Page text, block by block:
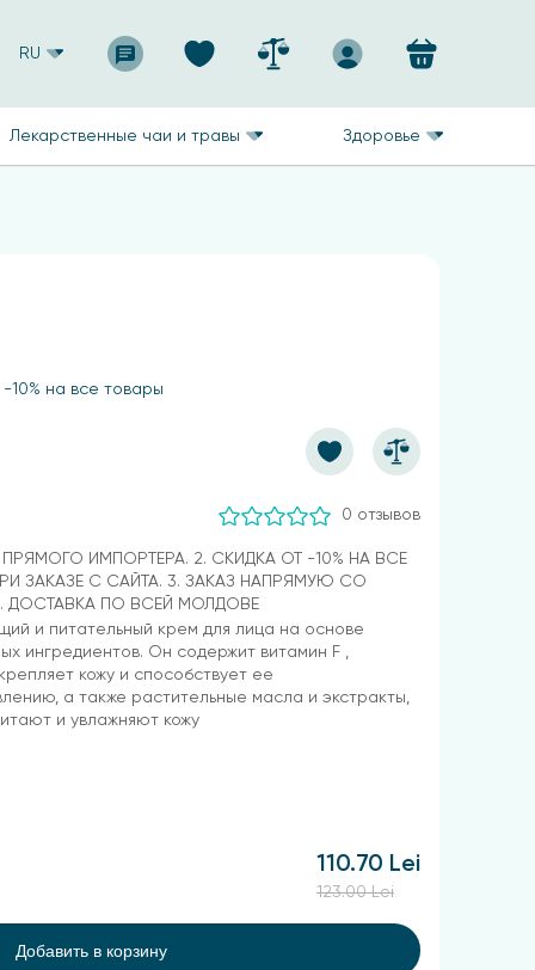
RU
Лекарственные чаи и травы Здоровье
10% на все товары
0 отзывов
ПРЯМОГО ИМПОРТЕРА. 2. СКИДКА ОТ -10% НА ВСЕ
ЗАКАЗЕ С САЙТА. 3. ЗАКАЗ НАПРЯМУЮ СО
ДОСТАВКА ПО ВСЕЙ МОЛДОВЕ
и питательный крем для лица на основе
ингредиентов. Он содержит витамин F ,
кожу и способствует ее
а также растительные масла и экстракты,
и увлажняют кожу
110.70 Lei
123.00 Lei
Добавить в корзину